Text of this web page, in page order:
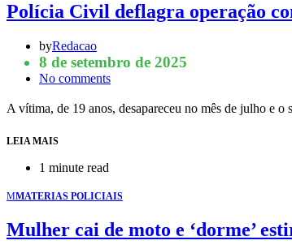
Polícia Civil deflagra operação
byRedacao
8 de setembro de 2025
No comments
A vítima, de 19 anos, desapareceu no mês de julho e
LEIA MAIS
1 minute read
MMATERIAS POLICIAIS
Mulher cai de moto e ‘dorme’